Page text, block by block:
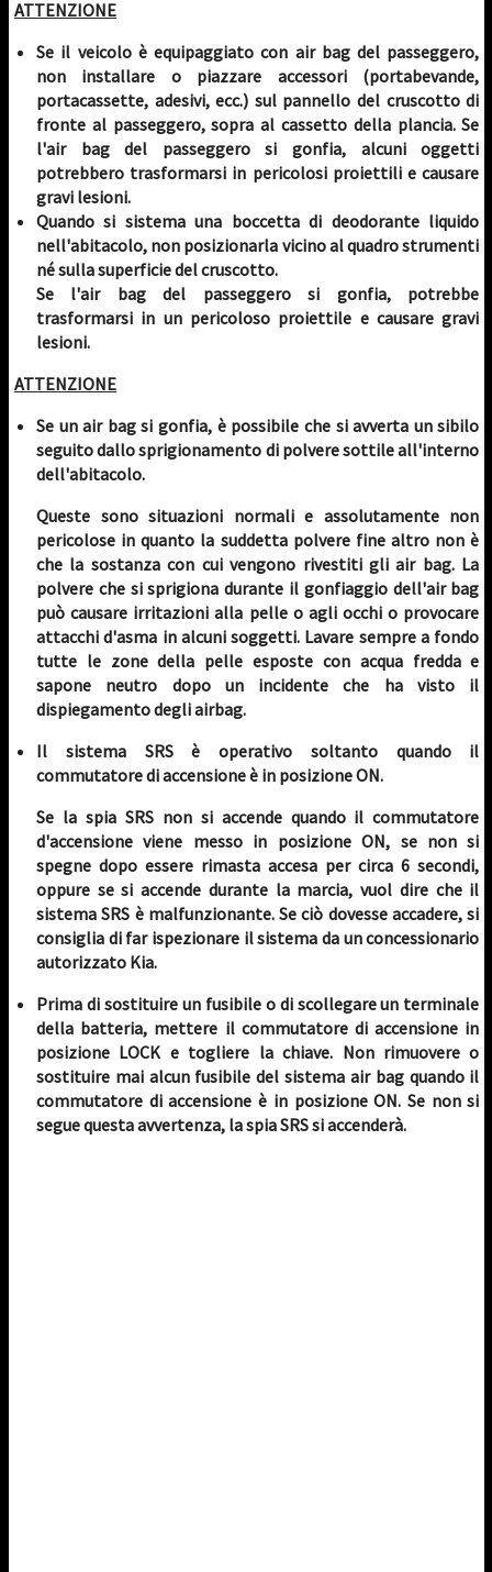
ATTENZIONE
Se il veicolo è equipaggiato con air bag del passeggero,
non installare o piazzare accessori (portabevande,
portacassette, adesivi, ecc.) sul pannello del cruscotto di
fronte al passeggero, sopra al cassetto della plancia. Se
l'air bag del passeggero si gonfia, alcuni oggetti
potrebbero trasformarsi in pericolosi proiettili e causare
gravi lesioni.
Quando si sistema una boccetta di deodorante liquido
nell'abitacolo, non posizionarla vicino al quadro strumenti
né sulla superficie del cruscotto.
Se l'air bag del passeggero si gonfia, potrebbe
trasformarsi in un pericoloso proiettile e causare gravi
lesioni.
ATTENZIONE
Se un air bag si gonfia, è possibile che si avverta un sibilo
seguito dallo sprigionamento di polvere sottile all'interno
dell'abitacolo.
Queste sono situazioni normali e assolutamente non
pericolose in quanto la suddetta polvere fine altro non è
che la sostanza con cui vengono rivestiti gli air bag. La
polvere che si sprigiona durante il gonfiaggio dell'air bag
può causare irritazioni alla pelle o agli occhi o provocare
attacchi d'asma in alcuni soggetti. Lavare sempre a fondo
tutte le zone della pelle esposte con acqua fredda e
sapone neutro dopo un incidente che ha visto il
dispiegamento degli airbag.
Il sistema SRS è operativo soltanto quando il
commutatore di accensione è in posizione ON.
Se la spia SRS non si accende quando il commutatore
d'accensione viene messo in posizione ON, se non si
spegne dopo essere rimasta accesa per circa 6 secondi,
oppure se si accende durante la marcia, vuol dire che il
sistema SRS è malfunzionante. Se ciò dovesse accadere, si
consiglia di far ispezionare il sistema da un concessionario
autorizzato Kia.
Prima di sostituire un fusibile o di scollegare un terminale
della batteria, mettere il commutatore di accensione in
posizione LOCK e togliere la chiave. Non rimuovere o
sostituire mai alcun fusibile del sistema air bag quando il
commutatore di accensione è in posizione ON. Se non si
segue questa avvertenza, la spia SRS si accenderà.